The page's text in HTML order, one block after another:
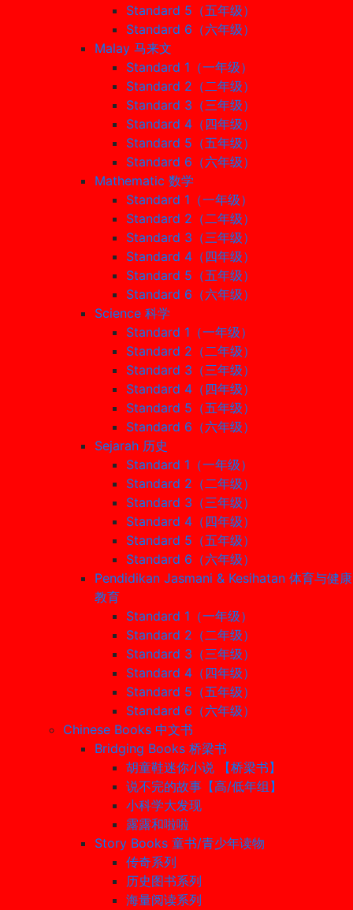
Standard 5（五年级）
Standard 6（六年级）
Malay 马来文
Standard 1（一年级）
Standard 2（二年级）
Standard 3（三年级）
Standard 4（四年级）
Standard 5（五年级）
Standard 6（六年级）
Mathematic 数学
Standard 1（一年级）
Standard 2（二年级）
Standard 3（三年级）
Standard 4（四年级）
Standard 5（五年级）
Standard 6（六年级）
Science 科学
Standard 1（一年级）
Standard 2（二年级）
Standard 3（三年级）
Standard 4（四年级）
Standard 5（五年级）
Standard 6（六年级）
Sejarah 历史
Standard 1（一年级）
Standard 2（二年级）
Standard 3（三年级）
Standard 4（四年级）
Standard 5（五年级）
Standard 6（六年级）
Pendidikan Jasmani & Kesihatan 体育与健康
教育
Standard 1（一年级）
Standard 2（二年级）
Standard 3（三年级）
Standard 4（四年级）
Standard 5（五年级）
Standard 6（六年级）
Chinese Books 中文书
Bridging Books 桥梁书
胡童鞋迷你小说 【桥梁书】
说不完的故事【高/低年组】
小科学大发现
露露和啦啦
Story Books 童书/青少年读物
传奇系列
历史图书系列
海量阅读系列